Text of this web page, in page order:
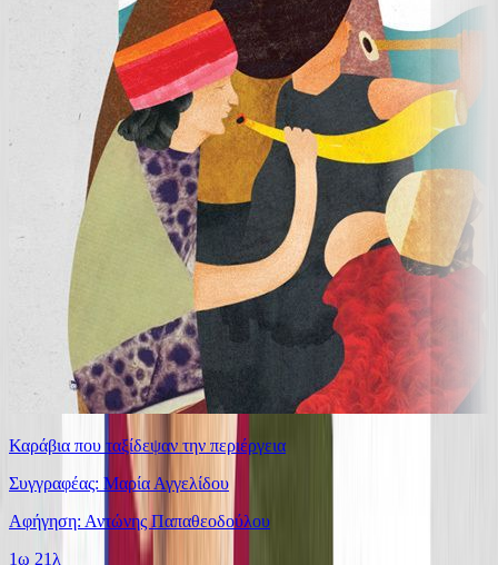
Καράβια που ταξίδεψαν την περιέργεια
Συγγραφέας: Μαρία Αγγελίδου
Αφήγηση: Αντώνης Παπαθεοδούλου
1ω 21λ